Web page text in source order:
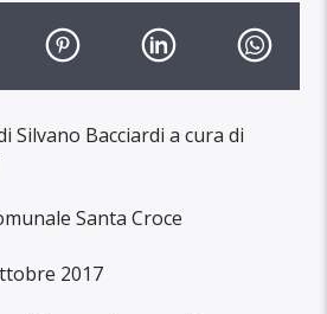
Silvano Bacciardi a cura di
Santa Croce
2017